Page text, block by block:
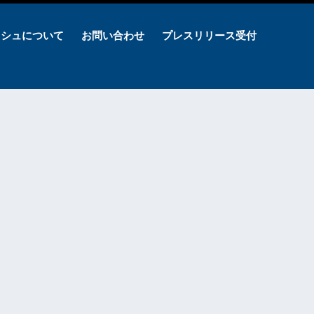
ュについて お問い合わせ プレスリリース受付